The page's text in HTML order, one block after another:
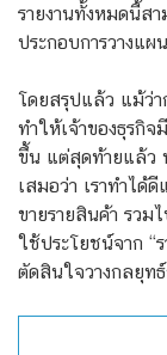
รายงานทั้งหมดนี้ส
ประกอบการวางแผ
โดยสรุปแล้ว แม้ว่
ทำให้เจ้าของธุรกิจ
ขึ้น แต่สุดท้ายแล้ว
เสมอว่า เราทำได้
ขายรายสินค้า รวม
ใช้ประโยชน์จาก “
ตัดสินใจวางกลยุท